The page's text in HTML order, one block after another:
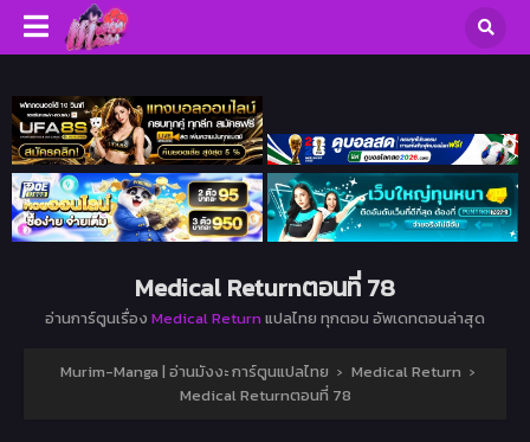
Medical Returnตอนที่ 78
อ่านการ์ตูนเรื่อง Medical Return แปลไทย ทุกตอน อัพเดทตอนล่าสุด
Murim-Manga | อ่านมังงะ การ์ตูนแปลไทย › Medical Return ›
Medical Returnตอนที่ 78